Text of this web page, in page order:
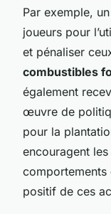
Par exemple,
joueurs pour
et pénaliser
combustibles
également
œuvre de
pour la
encouragent
comportements
positif de ces